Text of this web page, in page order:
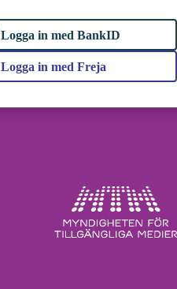
Logga in med BankID
Logga in med Freja